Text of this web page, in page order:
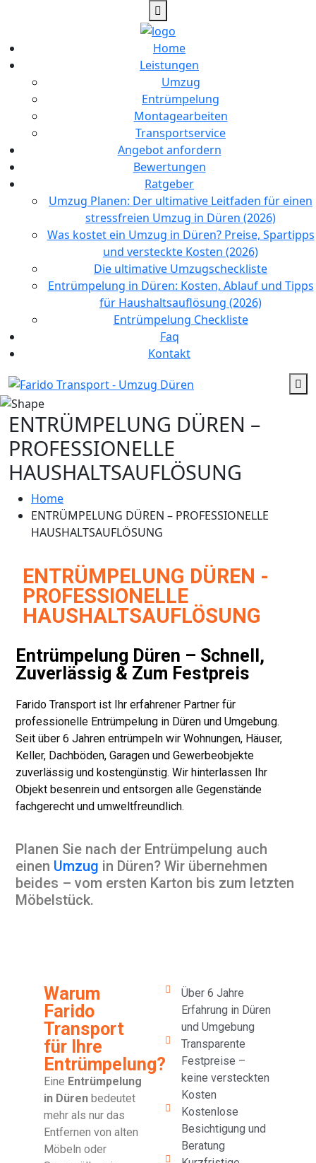
Home
Leistungen
Umzug
Entrümpelung
Montagearbeiten
Transportservice
Angebot anfordern
Bewertungen
Ratgeber
Umzug Planen: Der ultimative Leitfaden für einen
stressfreien Umzug in Düren (2026)
Was kostet ein Umzug in Düren? Preise, Spartipps
und versteckte Kosten (2026)
Die ultimative Umzugscheckliste
Entrümpelung in Düren: Kosten, Ablauf und Tipps
für Haushaltsauflösung (2026)
Entrümpelung Checkliste
Faq
Kontakt
ENTRÜMPELUNG DÜREN –
PROFESSIONELLE
HAUSHALTSAUFLÖSUNG
Home
ENTRÜMPELUNG DÜREN – PROFESSIONELLE
HAUSHALTSAUFLÖSUNG
ENTRÜMPELUNG DÜREN -
PROFESSIONELLE
HAUSHALTSAUFLÖSUNG
Entrümpelung Düren – Schnell,
Zuverlässig & Zum Festpreis
Farido Transport ist Ihr erfahrener Partner für
professionelle Entrümpelung in Düren und Umgebung.
Seit über 6 Jahren entrümpeln wir Wohnungen, Häuser,
Keller, Dachböden, Garagen und Gewerbeobjekte
zuverlässig und kostengünstig. Wir hinterlassen Ihr
Objekt besenrein und entsorgen alle Gegenstände
fachgerecht und umweltfreundlich.
Planen Sie nach der Entrümpelung auch
einen Umzug in Düren? Wir übernehmen
beides – vom ersten Karton bis zum letzten
Möbelstück.
Warum
Farido
Transport
für Ihre
Entrümpelung?
Eine Entrümpelung
in Düren bedeutet
mehr als nur das
Entfernen von alten
Möbeln oder
Über 6 Jahre
Erfahrung in Düren
und Umgebung
Transparente
Festpreise –
keine versteckten
Kosten
Kostenlose
Besichtigung und
Beratung